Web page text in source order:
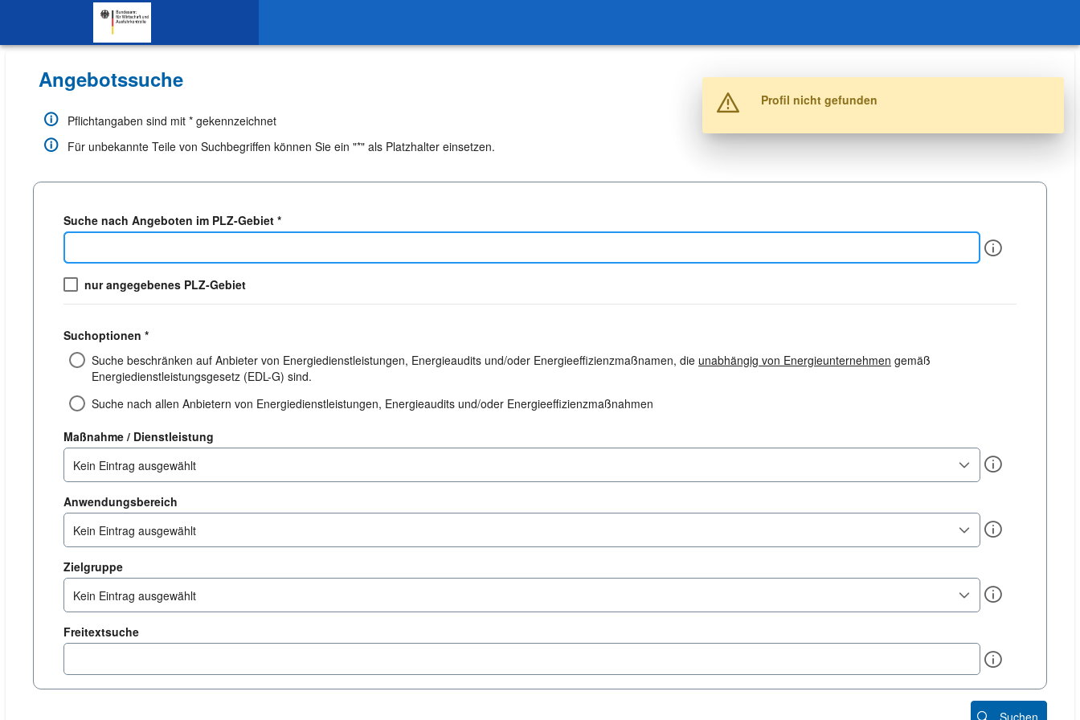
SKIP TO CONTENT.
Angebotssuche
Pflichtangaben sind mit * gekennzeichnet
Für unbekannte Teile von Suchbegriffen können Sie ein "*" als Platzhalter einsetzen.
Suche nach Angeboten im PLZ-Gebiet *
Info
nur angegebenes PLZ-Gebiet
Suchoptionen *
Suche beschränken auf Anbieter von Energiedienstleistungen, Energieaudits und/oder Energieeffizienzmaßnamen, die unabhängig von Energieunternehmen gemäß
Energiedienstleistungsgesetz (EDL-G) sind.
Suche nach allen Anbietern von Energiedienstleistungen, Energieaudits und/oder Energieeffizienzmaßnahmen
Maßnahme / Dienstleistung
Kein Eintrag ausgewählt
Info
Anwendungsbereich
Kein Eintrag ausgewählt
Info
Zielgruppe
Kein Eintrag ausgewählt
Info
Freitextsuche
Info
Warnung
Profil nicht gefunden